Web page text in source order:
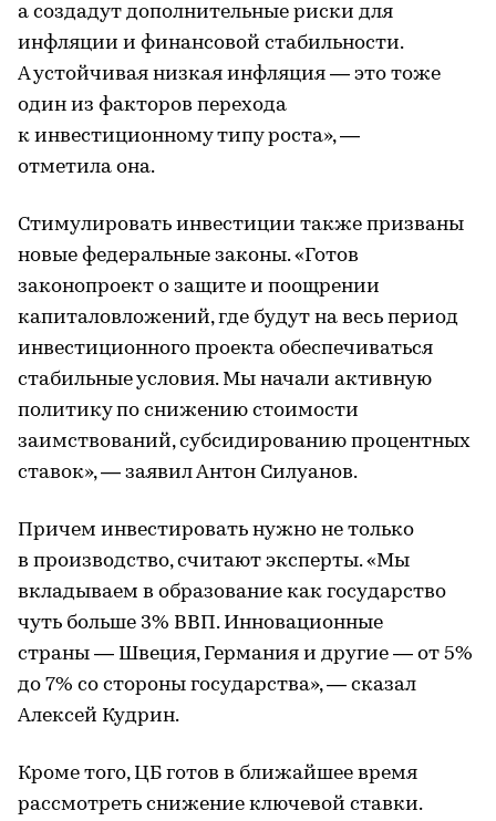
а создадут дополнительные риски для
инфляции и финансовой стабильности.
А устойчивая низкая инфляция — это тоже
один из факторов перехода
к инвестиционному типу роста», —
отметила она.
Стимулировать инвестиции также призваны
новые федеральные законы. «Готов
законопроект о защите и поощрении
капиталовложений, где будут на весь период
инвестиционного проекта обеспечиваться
стабильные условия. Мы начали активную
политику по снижению стоимости
заимствований, субсидированию процентных
ставок», — заявил Антон Силуанов.
Причем инвестировать нужно не только
в производство, считают эксперты. «Мы
вкладываем в образование как государство
чуть больше 3% ВВП. Инновационные
страны — Швеция, Германия и другие — от 5%
до 7% со стороны государства», — сказал
Алексей Кудрин.
Кроме того, ЦБ готов в ближайшее время
рассмотреть снижение ключевой ставки.